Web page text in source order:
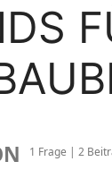
1 Frage | 2